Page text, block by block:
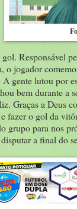
Responsável
o jogador
gente lutou por
bem durante a
Graças a Deus
fazer o gol da
grupo para nos
a final do